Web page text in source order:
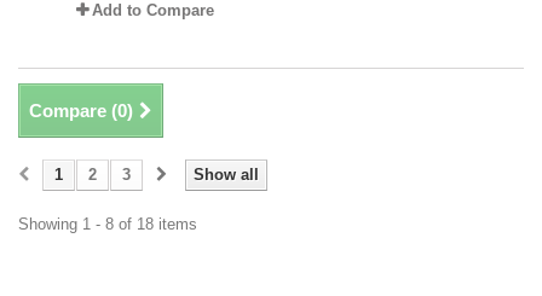
Add to Compare
Compare (0)
Show all
1 2 3
Showing 1 - 8 of 18 items